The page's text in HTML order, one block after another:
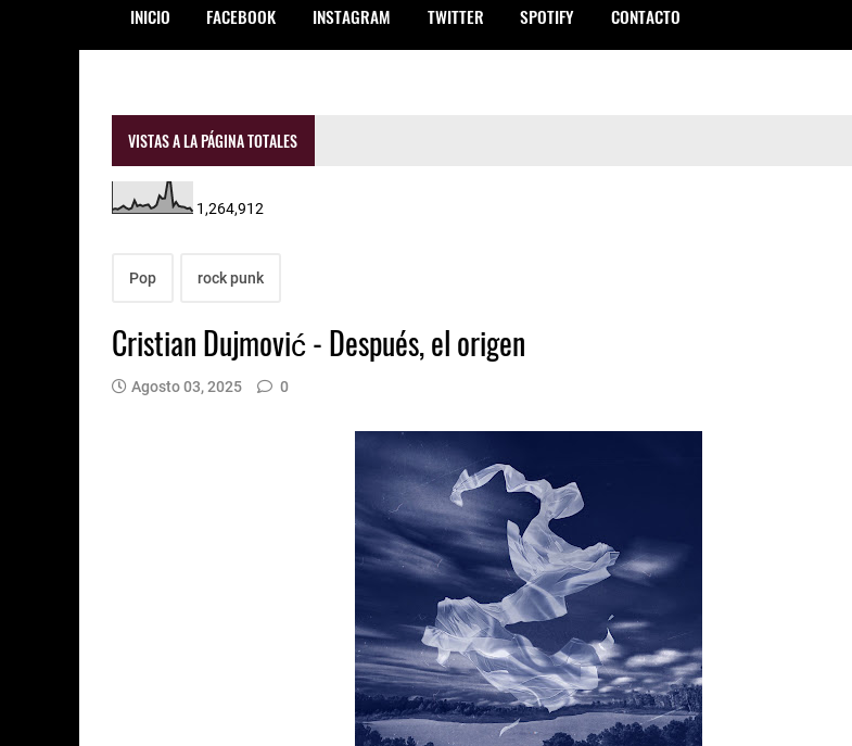
INICIO FACEBOOK INSTAGRAM TWITTER SPOTIFY CONTACTO
VISTAS A LA PÁGINA TOTALES
1,264,912
Pop rock punk
Cristian Dujmović - Después, el origen
Agosto 03, 2025 0